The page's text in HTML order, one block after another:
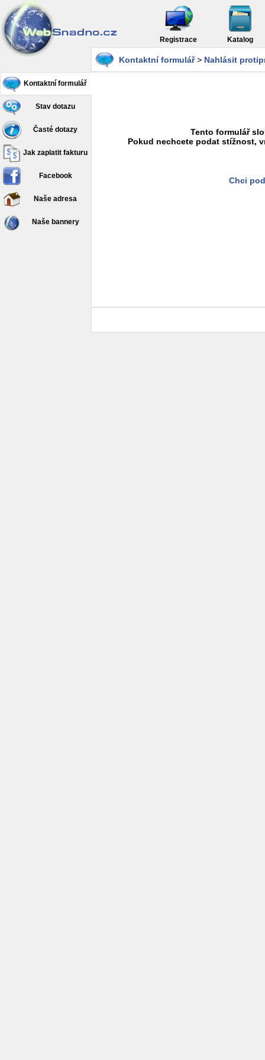
Registrace Katalog
Kontaktní formulář
Stav dotazu
Časté dotazy
Jak zaplatit fakturu
Facebook
Naše adresa
Naše bannery
Kontaktní formulář> Nahlásit
Tento formulář
Pokud nechcete podat stížnost,
Chci